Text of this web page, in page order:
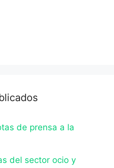
de prensa a la
del sector ocio y